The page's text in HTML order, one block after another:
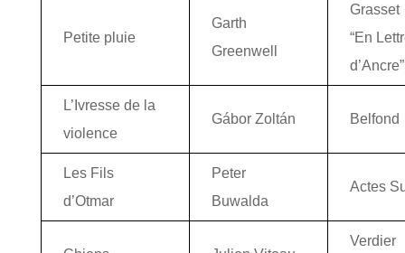
Petite pluie
Garth
Greenwell
Grasset
“En
d’Ancre”
L’Ivresse de la
violence
Gábor Zoltán Belfond
Les Fils
d’Otmar
Peter
Buwalda
Actes
Verdier